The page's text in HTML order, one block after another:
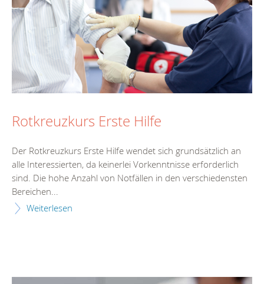
Rotkreuzkurs Erste Hilfe
Der Rotkreuzkurs Erste Hilfe wendet sich grundsätzlich an
alle Interessierten, da keinerlei Vorkenntnisse erforderlich
sind. Die hohe Anzahl von Notfällen in den verschiedensten
Bereichen...
Weiterlesen